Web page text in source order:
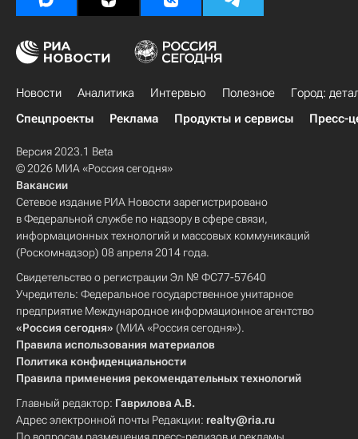
Новости Аналитика Интервью Полезное
Город:
Спецпроекты
Реклама Продукты и сервисы Пресс-
Версия 2023.1 Beta
© 2026 МИА «Россия сегодня»
Вакансии
Сетевое издание РИА Новости зарегистрировано
в Федеральной службе по надзору в сфере связи,
информационных технологий и массовых коммуникаций
(Роскомнадзор) 08 апреля 2014 года.
Свидетельство о регистрации Эл № ФС77-57640
Учредитель: Федеральное государственное унитарное
предприятие Международное информационное агентство
«Россия сегодня» (МИА «Россия сегодня»).
Правила использования материалов
Политика конфиденциальности
Правила применения рекомендательных технологий
Главный редактор: Гаврилова А.В.
Адрес электронной почты Редакции: realty@ria.ru